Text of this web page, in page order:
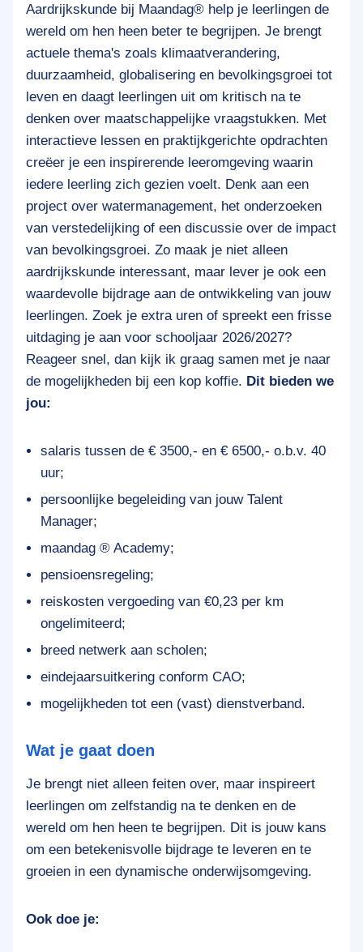
Aardrijkskunde bij Maandag® help je leerlingen de
wereld om hen heen beter te begrijpen. Je brengt
actuele thema's zoals klimaatverandering,
duurzaamheid, globalisering en bevolkingsgroei tot
leven en daagt leerlingen uit om kritisch na te
denken over maatschappelijke vraagstukken. Met
interactieve lessen en praktijkgerichte opdrachten
creëer je een inspirerende leeromgeving waarin
iedere leerling zich gezien voelt. Denk aan een
project over watermanagement, het onderzoeken
van verstedelijking of een discussie over de impact
van bevolkingsgroei. Zo maak je niet alleen
aardrijkskunde interessant, maar lever je ook een
waardevolle bijdrage aan de ontwikkeling van jouw
leerlingen. Zoek je extra uren of spreekt een frisse
uitdaging je aan voor schooljaar 2026/2027?
Reageer snel, dan kijk ik graag samen met je naar
de mogelijkheden bij een kop koffie. Dit bieden we
jou:
salaris tussen de € 3500,- en € 6500,- o.b.v. 40
uur;
persoonlijke begeleiding van jouw Talent
Manager;
maandag ® Academy;
pensioensregeling;
reiskosten vergoeding van €0,23 per km
ongelimiteerd;
breed netwerk aan scholen;
eindejaarsuitkering conform CAO;
mogelijkheden tot een (vast) dienstverband.
Wat je gaat doen
Je brengt niet alleen feiten over, maar inspireert
leerlingen om zelfstandig na te denken en de
wereld om hen heen te begrijpen. Dit is jouw kans
om een betekenisvolle bijdrage te leveren en te
groeien in een dynamische onderwijsomgeving.
Ook doe je: